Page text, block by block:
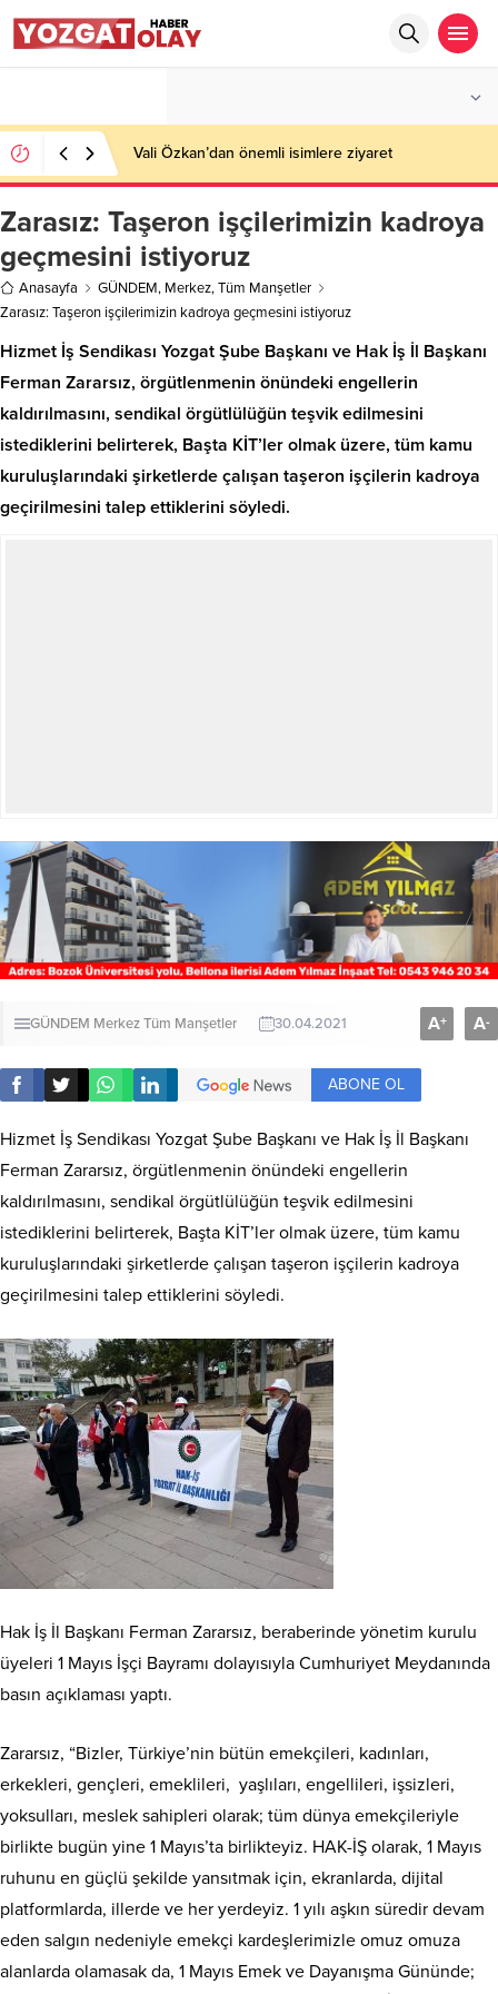
Vali Özkan’dan önemli isimlere ziyaret
Zarasız: Taşeron işçilerimizin kadroya
geçmesini istiyoruz
Anasayfa GÜNDEM, Merkez,Tüm Manşetler
Zarasız: Taşeron işçilerimizin kadroya geçmesini istiyoruz
Hizmet İş Sendikası Yozgat Şube Başkanı ve Hak İş İl Başkanı
Ferman Zararsız, örgütlenmenin önündeki engellerin
kaldırılmasını, sendikal örgütlülüğün teşvik edilmesini
istediklerini belirterek, Başta KİT’ler olmak üzere, tüm kamu
kuruluşlarındaki şirketlerde çalışan taşeron işçilerin kadroya
geçirilmesini talep ettiklerini söyledi.
GÜNDEM MerkezTüm Manşetler 30.04.2021 A+ A-
ABONE OL
Hizmet İş Sendikası Yozgat Şube Başkanı ve Hak İş İl Başkanı
Ferman Zararsız, örgütlenmenin önündeki engellerin
kaldırılmasını, sendikal örgütlülüğün teşvik edilmesini
istediklerini belirterek, Başta KİT’ler olmak üzere, tüm kamu
kuruluşlarındaki şirketlerde çalışan taşeron işçilerin kadroya
geçirilmesini talep ettiklerini söyledi.
Hak İş İl Başkanı Ferman Zararsız, beraberinde yönetim kurulu
üyeleri 1 Mayıs İşçi Bayramı dolayısıyla Cumhuriyet Meydanında
basın açıklaması yaptı.
Zararsız, “Bizler, Türkiye’nin bütün emekçileri, kadınları,
erkekleri, gençleri, emeklileri, yaşlıları, engellileri, işsizleri,
yoksulları, meslek sahipleri olarak; tüm dünya emekçileriyle
birlikte bugün yine 1 Mayıs’ta birlikteyiz. HAK-İŞ olarak, 1 Mayıs
ruhunu en güçlü şekilde yansıtmak için, ekranlarda, dijital
platformlarda, illerde ve her yerdeyiz. 1 yılı aşkın süredir devam
eden salgın nedeniyle emekçi kardeşlerimizle omuz omuza
alanlarda olamasak da, 1 Mayıs Emek ve Dayanışma Gününde;